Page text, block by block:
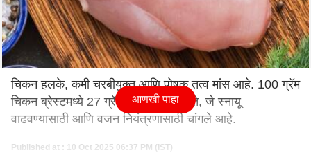
चिकन हलके, कमी चरबीयुक्त आणि पोषक तत्व मांस आहे. 100 ग्रॅम
चिकन ब्रेस्टमध्ये 27 ग्रॅम पोषक तत्व असते, जे स्नायू
वाढवण्यासाठी आणि वजन नियंत्रणासाठी चांगले आहे.
Published at : 10 Oct 2025 06:37 PM (IST)
आणखी पाहा